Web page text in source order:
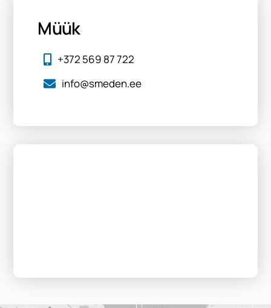
Müük
+372 569 87 722
info@smeden.ee